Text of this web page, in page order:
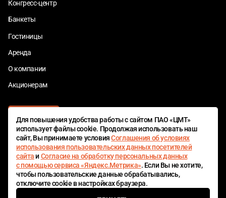
Конгресс-центр
Банкеты
Гостиницы
Аренда
О компании
Акционерам
ЦМТ БОНУС
© 1980—2026 ПАО «Центр международной торговли»
Для повышения удобства работы с сайтом ПАО «ЦМТ»
использует файлы cookie. Продолжая использовать наш
сайт, Вы принимаете условияСоглашения об условиях
использования пользовательских данных посетителей
сайтаиСогласие на обработку персональных данных
с помощью сервиса «Яндекс.Метрика». Если Вы не хотите,
чтобы пользовательские данные обрабатывались,
отключите cookie в настройках браузера.